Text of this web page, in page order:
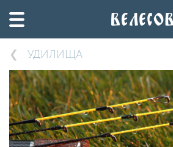
УДИЛИЩА